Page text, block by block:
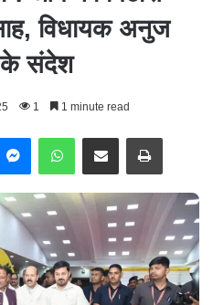
विधायक अनुज
के संदेश
1 1 minute read